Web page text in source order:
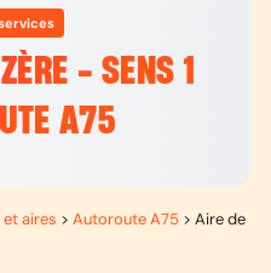
- SENS 1
A75
aires > Autoroute A75 > Aire de